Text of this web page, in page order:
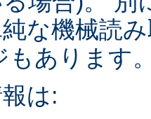
な機械読
もあります
は: